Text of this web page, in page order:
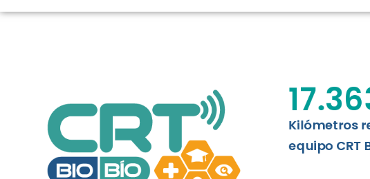
Telesalud del Biobío, a través de la Universidad
Leer más
Kilómetros
equipo CRT